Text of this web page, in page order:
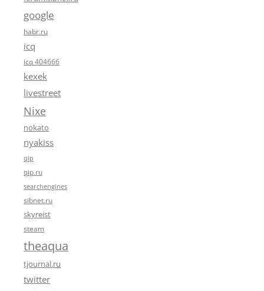
google
habr.ru
icq
icq 404666
kexek
livestreet
Nixe
nokato
nyakiss
qip
qip.ru
searchengines
sibnet.ru
skyreist
steam
theaqua
tjournal.ru
twitter